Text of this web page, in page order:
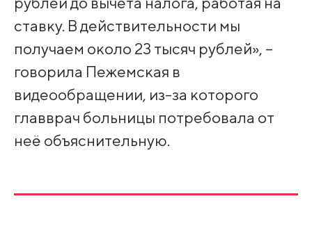
ставку. В действительности мы
получаем около 23 тысяч рублей», –
говорила Пежемская в
видеообращении, из-за которого
главврач больницы потребовала от
неё объяснительную.